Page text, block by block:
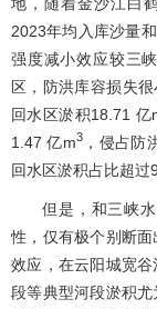
2023年均入库沙量
强度减小效应较三
区，防洪库容损失
回水区淤积18.71 亿
1.47 亿m3，侵占防
回水区淤积占比超过
但是，和三峡
性，仅有极个别断
效应，在云阳城宽
段等典型河段淤积